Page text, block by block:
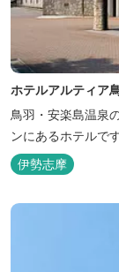
ホテルアルティア
鳥羽・安楽島温泉
ンにあるホテルです
伊勢志摩